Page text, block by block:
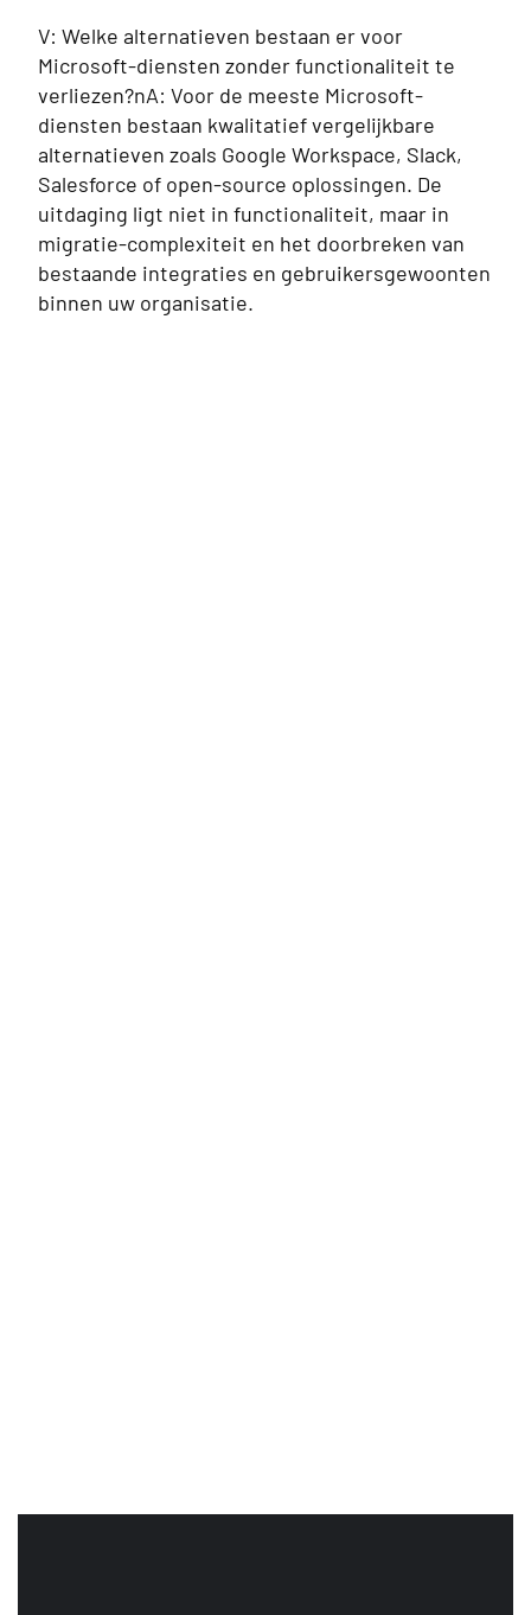
V: Welke alternatieven bestaan er voor
Microsoft-diensten zonder functionaliteit te
verliezen?nA: Voor de meeste Microsoft-
diensten bestaan kwalitatief vergelijkbare
alternatieven zoals Google Workspace, Slack,
Salesforce of open-source oplossingen. De
uitdaging ligt niet in functionaliteit, maar in
migratie-complexiteit en het doorbreken van
bestaande integraties en gebruikersgewoonten
binnen uw organisatie.